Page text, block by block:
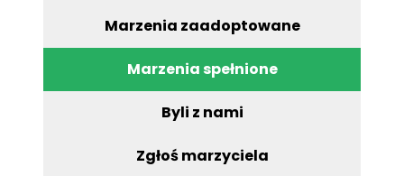
Marzenia zaadoptowane
Marzenia spełnione
Byli z nami
Zgłoś marzyciela